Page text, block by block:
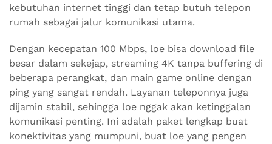
kebutuhan internet tinggi dan tetap butuh telepon
rumah sebagai jalur komunikasi utama.
Dengan kecepatan 100 Mbps, loe bisa download file
besar dalam sekejap, streaming 4K tanpa buffering di
beberapa perangkat, dan main game online dengan
ping yang sangat rendah. Layanan teleponnya juga
dijamin stabil, sehingga loe nggak akan ketinggalan
komunikasi penting. Ini adalah paket lengkap buat
konektivitas yang mumpuni, buat loe yang pengen